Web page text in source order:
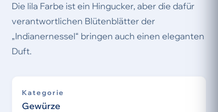
Die lila Farbe ist ein Hingucker, aber die dafür
verantwortlichen Blütenblätter der
„Indianernessel“ bringen auch einen eleganten
Duft.
Kategorie
Gewürze